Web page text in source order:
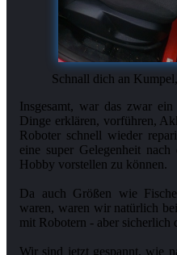
Schnall dich an
Insgesamt, war das zwar
Dinge erklären, vorführen,
Roboter schnell wieder
eine super Gelegenheit nach
Hobby vorstellen zu können.
Da auch Größen wie
waren, waren wir natürlich
mit Robotern - aber sicherlich
Wir sind jetzt gespannt, wie